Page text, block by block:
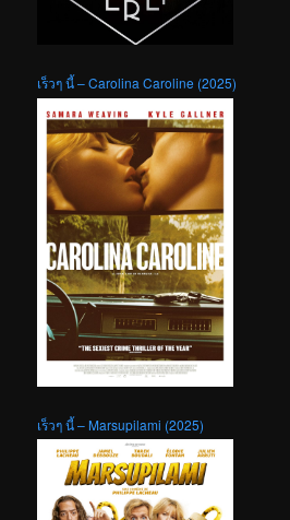
เร็วๆ นี้ – Carolina Caroline (2025)
เร็วๆ นี้ – Marsupilami (2025)